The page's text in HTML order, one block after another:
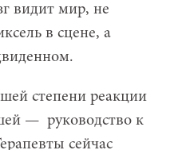
видит мир, не
в сцене, а
степени реакции
— руководство к
сейчас